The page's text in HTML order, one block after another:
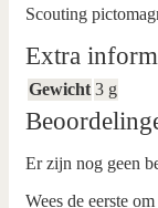
Scouting
Extra
Gewicht 3 g
Er zijn nog geen
Wees de eerste